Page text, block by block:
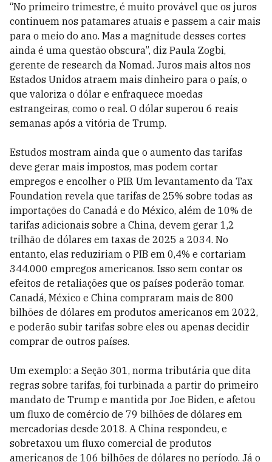
“No primeiro trimestre, é muito provável que os juros
continuem nos patamares atuais e passem a cair mais
para o meio do ano. Mas a magnitude desses cortes
ainda é uma questão obscura”, diz Paula Zogbi,
gerente de research da Nomad. Juros mais altos nos
Estados Unidos atraem mais dinheiro para o país, o
que valoriza o dólar e enfraquece moedas
estrangeiras, como o real. O dólar superou 6 reais
semanas após a vitória de Trump.
Estudos mostram ainda que o aumento das tarifas
deve gerar mais impostos, mas podem cortar
empregos e encolher o PIB. Um levantamento da Tax
Foundation revela que tarifas de 25% sobre todas as
importações do Canadá e do México, além de 10% de
tarifas adicionais sobre a China, devem gerar 1,2
trilhão de dólares em taxas de 2025 a 2034. No
entanto, elas reduziriam o PIB em 0,4% e cortariam
344.000 empregos americanos. Isso sem contar os
efeitos de retaliações que os países poderão tomar.
Canadá, México e China compraram mais de 800
bilhões de dólares em produtos americanos em 2022,
e poderão subir tarifas sobre eles ou apenas decidir
comprar de outros países.
Um exemplo: a Seção 301, norma tributária que dita
regras sobre tarifas, foi turbinada a partir do primeiro
mandato de Trump e mantida por Joe Biden, e afetou
um fluxo de comércio de 79 bilhões de dólares em
mercadorias desde 2018. A China respondeu, e
sobretaxou um fluxo comercial de produtos
americanos de 106 bilhões de dólares no período. Já o